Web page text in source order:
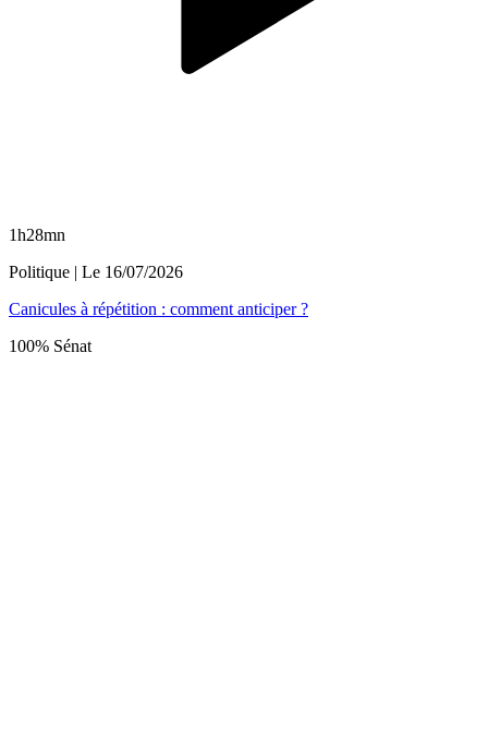
1h28mn
Politique | Le 16/07/2026
Canicules à répétition : comment anticiper ?
100% Sénat